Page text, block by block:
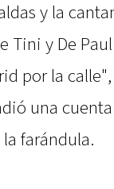
y la
Tini y De
por la
una
farándula.